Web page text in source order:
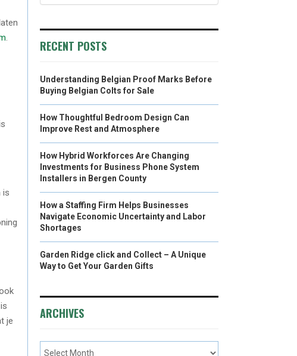
is
je
RECENT POSTS
Understanding Belgian Proof Marks Before
Buying Belgian Colts for Sale
How Thoughtful Bedroom Design Can
Improve Rest and Atmosphere
How Hybrid Workforces Are Changing
Investments for Business Phone System
Installers in Bergen County
How a Staffing Firm Helps Businesses
Navigate Economic Uncertainty and Labor
Shortages
Garden Ridge click and Collect – A Unique
Way to Get Your Garden Gifts
ARCHIVES